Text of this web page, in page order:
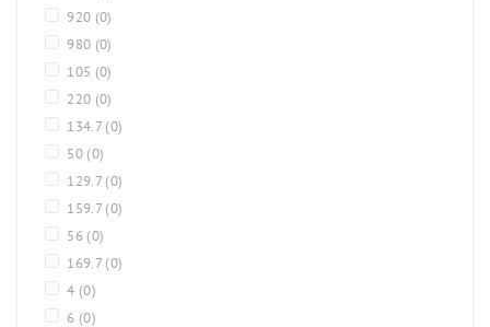
920 (0)
980 (0)
105 (0)
220 (0)
134.7 (0)
50 (0)
129.7 (0)
159.7 (0)
56 (0)
169.7 (0)
4 (0)
6 (0)